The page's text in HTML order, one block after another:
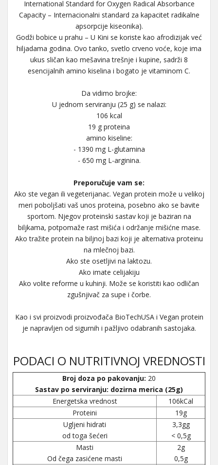
International Standard for Oxygen Radical Absorbance
Capacity – Internacionalni standard za kapacitet radikalne
apsorpcije kiseonika).
Godži bobice u prahu – U Kini se koriste kao afrodizijak već
hiljadama godina. Ovo tanko, svetlo crveno voće, koje ima
ukus sličan kao mešavina trešnje i kupine, sadrži 8
esencijalnih amino kiselina i bogato je vitaminom C.
Da vidimo brojke:
U jednom serviranju (25 g) se nalazi:
106 kcal
19 g proteina
amino kiseline:
- 1390 mg L-glutamina
- 650 mg L-arginina.
Preporučuje vam se:
Ako ste vegan ili vegeterijanac. Vegan protein može u velikoj
meri poboljšati vaš unos proteina, posebno ako se bavite
sportom. Njegov proteinski sastav koji je baziran na
biljkama, potpomaže rast mišića i održanje mišićne mase.
Ako tražite protein na biljnoj bazi koji je alternativa proteinu
na mlečnoj bazi.
Ako ste osetljivi na laktozu.
Ako imate celijakiju
Ako volite reforme u kuhinji. Može se koristiti kao odličan
zgušnjivač za supe i čorbe.
Kao i svi proizvodi proizvođača BioTechUSA i Vegan protein
je napravljen od sigurnih i pažljivo odabranih sastojaka.
PODACI O NUTRITIVNOJ VREDNOSTI
Broj doza po pakovanju: 20
Sastav po serviranju: dozirna merica (25g)
Energetska vrednost
106kCal
Proteini
19g
Ugljeni hidrati
od toga šećeri
3,3gg
< 0,5g
Masti
Od čega zasićene masti
2g
0,5g